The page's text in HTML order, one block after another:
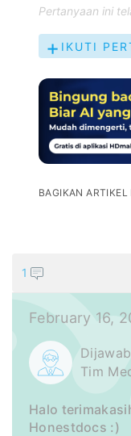
Pertanyaan ini
IKUTI
BAGIKAN ARTIKEL
1
February 16,
Tim
Halo
Honestdocs :)